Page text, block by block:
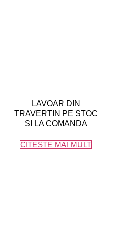
LAVOAR DIN
TRAVERTIN PE STOC
SI LA COMANDA
CITEȘTE MAI MULT